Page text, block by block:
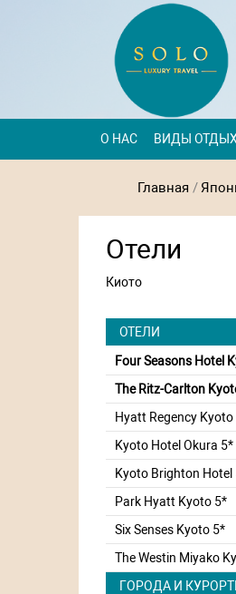
О НАС ВИДЫ
Главная /
Отели
Киото
ОТЕЛИ
Four Seasons Hotel
The Ritz-Carlton
Hyatt Regency Kyoto
Kyoto Hotel Okura 5*
Kyoto Brighton Hotel
Park Hyatt Kyoto 5*
Six Senses Kyoto 5*
The Westin Miyako
ГОРОДА И